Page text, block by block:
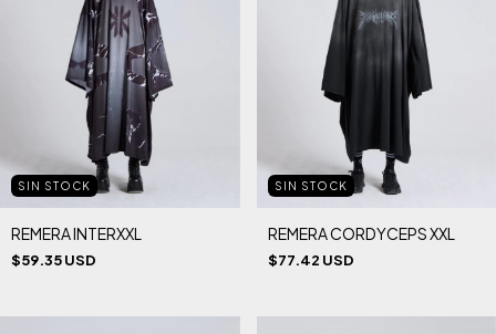
SIN STOCK
REMERA INTERXXL
$59.35 USD
SIN STOCK
REMERA CORDYCEPS XXL
$77.42 USD